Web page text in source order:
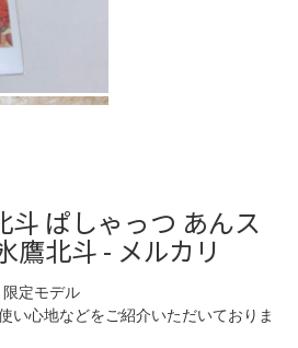
斗 ぱしゃっつ あんス
鷹北斗 - メルカリ
定モデル
い心地などをご紹介いただいておりま